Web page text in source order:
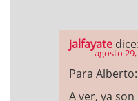
jalfayate dice:
agosto 29,
Para Alberto:
A ver, ya